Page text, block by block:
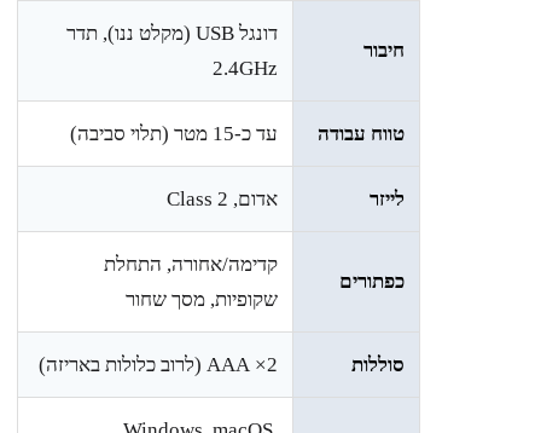
חיבור
דונגל USB (מקלט ננו), תדר
2.4GHz
טווח עבודה עד כ-15 מטר (תלוי סביבה)
לייזר אדום, Class 2
כפתורים
קדימה/אחורה, התחלת
שקופיות, מסך שחור
סוללות 2× AAA (לרוב כלולות באריזה)